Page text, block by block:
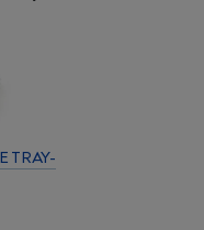
TRAY-